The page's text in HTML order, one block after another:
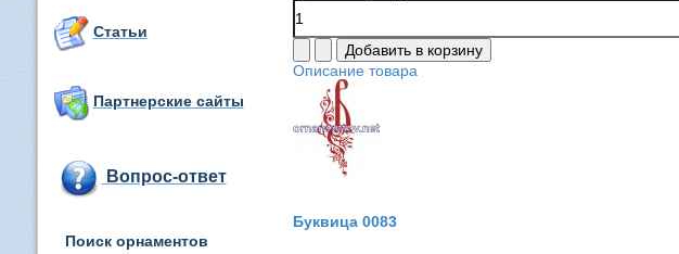
Статьи
Партнерские сайты
Вопрос-ответ
Поиск орнаментов
Описание товара
Буквица 0083